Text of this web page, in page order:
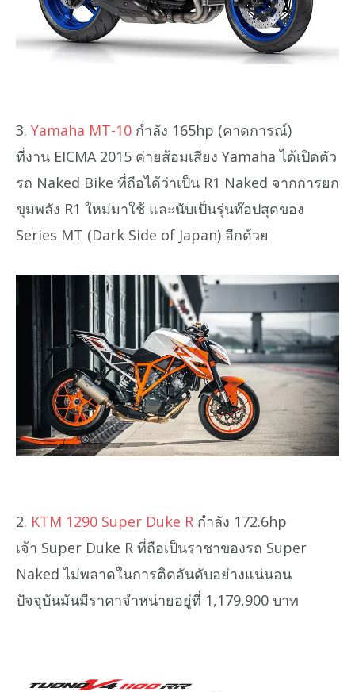
3. Yamaha MT-10 กำลัง 165hp (คาดการณ์)
ที่งาน EICMA 2015 ค่ายส้อมเสียง Yamaha ได้เปิดตัว
รถ Naked Bike ที่ถือได้ว่าเป็น R1 Naked จากการยก
ขุมพลัง R1 ใหม่มาใช้ และนับเป็นรุ่นท๊อปสุดของ
Series MT (Dark Side of Japan) อีกด้วย
2. KTM 1290 Super Duke R กำลัง 172.6hp
เจ้า Super Duke R ที่ถือเป็นราชาของรถ Super
Naked ไม่พลาดในการติดอันดับอย่างแน่นอน
ปัจจุบันมันมีราคาจำหน่ายอยู่ที่ 1,179,900 บาท